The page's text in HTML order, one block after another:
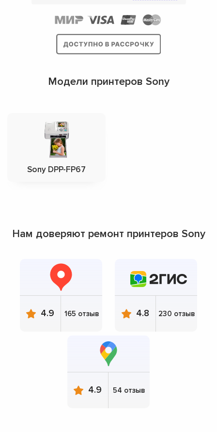
Модели принтеров Sony
Sony DPP-FP67
Нам доверяют ремонт принтеров Sony
4.9 165 отзыв 4.8 230 отзыв
4.9 54 отзыв